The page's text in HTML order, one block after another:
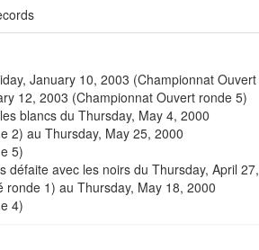
January 10, 2003 (Championnat Ouvert
12, 2003 (Championnat Ouvert ronde 5)
blancs du Thursday, May 4, 2000
2) au Thursday, May 25, 2000
5)
défaite avec les noirs du Thursday, April 27,
1) au Thursday, May 18, 2000
4)